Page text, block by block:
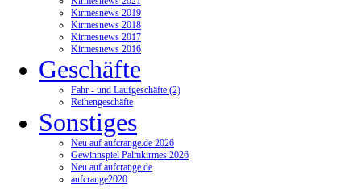
Kirmesnews 2019
Kirmesnews 2018
Kirmesnews 2017
Kirmesnews 2016
Geschäfte
Fahr - und Laufgeschäfte (2)
Reihengeschäfte
Sonstiges
Neu auf aufcrange.de 2026
Gewinnspiel Palmkirmes 2026
Neu auf aufcrange.de
aufcrange2020